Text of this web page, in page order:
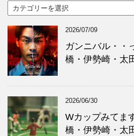
カ
イ
ブ
カ
テ
ゴ
ー
2026/07/09
ガンニバル・・
橋・伊勢崎・太
2026/06/30
Wカップみてま
橋・伊勢崎・太